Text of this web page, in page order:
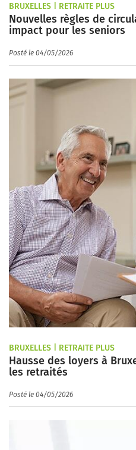
BRUXELLES | RETRAITE PLUS
Nouvelles règles de
impact pour les seniors
Posté le 04/05/2026
BRUXELLES | RETRAITE PLUS
Hausse des loyers à
les retraités
Posté le 04/05/2026